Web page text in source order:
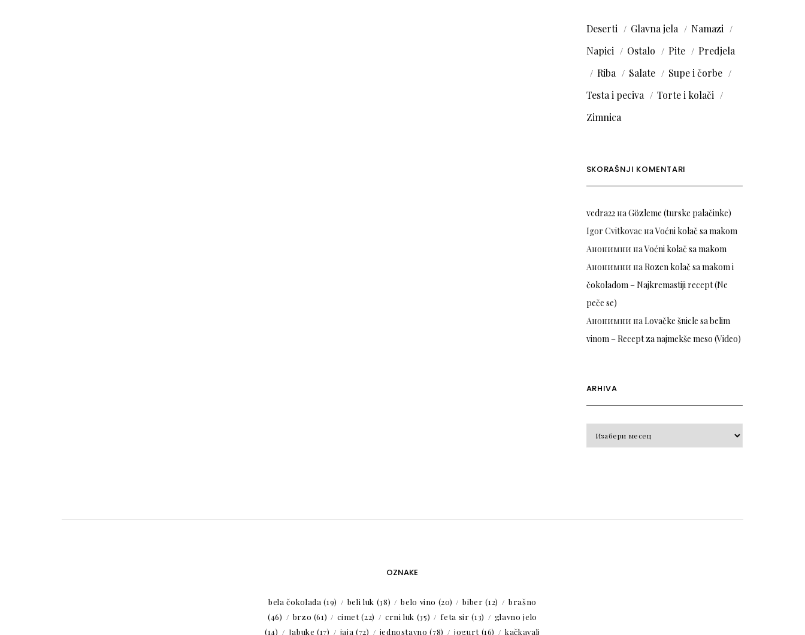
Deserti Glavna jela
Namazi
Napici
Ostalo Pite
Predjela
Riba
Salate
Supe i čorbe
Testa i peciva
Torte i kolači
Zimnica
SKORAŠNJI KOMENTARI
vedra22наGözleme (turske palačinke)
Igor Cvitkovac наVoćni kolač sa makom
Анонимни наVoćni kolač sa makom
Анонимни наRozen kolač sa makom i
čokoladom – Najkremastiji recept (Ne
peče se)
Анонимни наLovačke šnicle sa belim
vinom – Recept za najmekše meso (Video)
ARHIVA
OZNAKE
bela čokolada (19) beli luk (38) belo vino (20) biber (12)
brašno
(46)
brzo (61) cimet(22) crni luk (35) feta sir (13)
glavno jelo
(14)
Jabuke (17) jaja (72) jednostavno (78) jogurt(16) kačkavalj